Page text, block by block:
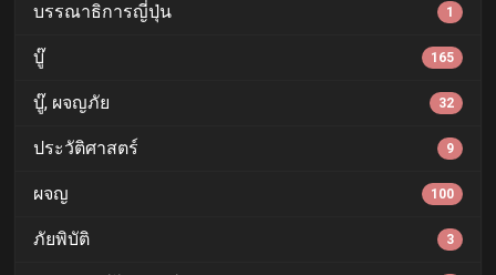
บรรณาธิการญี่ปุ่น 1
บู๊ 165
บู๊, ผจญภัย 32
ประวัติศาสตร์ 9
ผจญ 100
ภัยพิบัติ 3